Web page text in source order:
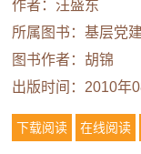
作者：汪盛东
所属图书：基层党
图书作者：胡锦
出版时间：2010年
下载阅读 在线阅读